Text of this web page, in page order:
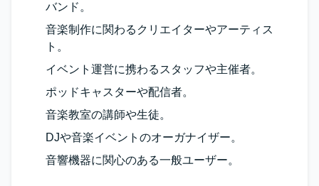
バンド。
音楽制作に関わるクリエイターやアーティス
ト。
イベント運営に携わるスタッフや主催者。
ポッドキャスターや配信者。
音楽教室の講師や生徒。
DJや音楽イベントのオーガナイザー。
音響機器に関心のある一般ユーザー。